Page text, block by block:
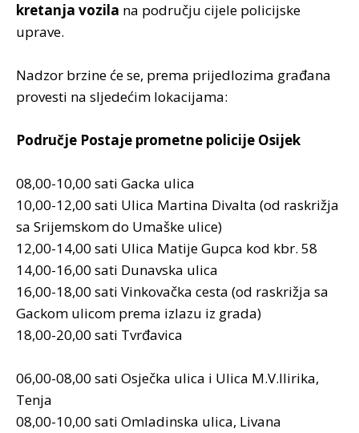
kretanja vozila na području cijele policijske
uprave.
Nadzor brzine će se, prema prijedlozima građana
provesti na sljedećim lokacijama:
Područje Postaje prometne policije Osijek
08,00-10,00 sati Gacka ulica
10,00-12,00 sati Ulica Martina Divalta (od raskrižja
sa Srijemskom do Umaške ulice)
12,00-14,00 sati Ulica Matije Gupca kod kbr. 58
14,00-16,00 sati Dunavska ulica
16,00-18,00 sati Vinkovačka cesta (od raskrižja sa
Gackom ulicom prema izlazu iz grada)
18,00-20,00 sati Tvrđavica
06,00-08,00 sati Osječka ulica i Ulica M.V.Ilirika,
Tenja
08,00-10,00 sati Omladinska ulica, Livana